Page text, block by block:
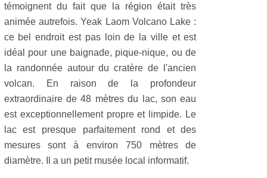
témoignent du fait que la région était très
animée autrefois. Yeak Laom Volcano Lake :
ce bel endroit est pas loin de la ville et est
idéal pour une baignade, pique-nique, ou de
la randonnée autour du cratère de l'ancien
volcan. En raison de la profondeur
extraordinaire de 48 mètres du lac, son eau
est exceptionnellement propre et limpide. Le
lac est presque parfaitement rond et des
mesures sont à environ 750 mètres de
diamètre. Il a un petit musée local informatif.